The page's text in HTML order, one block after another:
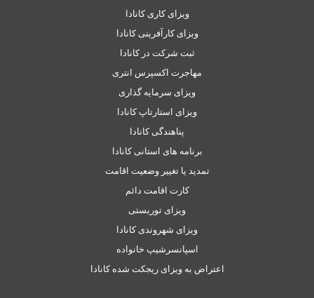
ویزای کاری کانادا
ویزای کارآفرینی کانادا
ثبت شرکت در کانادا
مهاجرت اکسپرس انتری
ویزای سرمایه گذاری
ویزای استارتاپ کانادا
پناهندگی کانادا
برنامه های استانی کانادا
تمدید یا تغییر وضعیت اقامت
کارت اقامت دائم
ویزای توریستی
ویزای شهروندی کانادا
اسپانسرشیپ خانواده
اعتراض به ویزای ریجکت شده کانادا